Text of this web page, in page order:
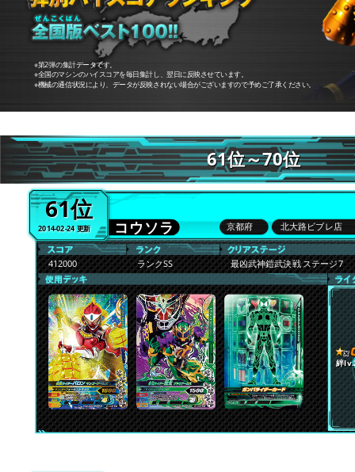
※第2弾の集計データです。
※全国のマシンのハイスコアを毎日集計し、翌日に反映させています。
※機械の通信状況により、データが反映されない場合がございますので予めご了承ください。
61位～70位
61位
2014-02-24 更新 コウソラ 京都府 北大路ビブレ店
412000 ランクSS 最凶武神鎧武決戦 ステージ7
絆